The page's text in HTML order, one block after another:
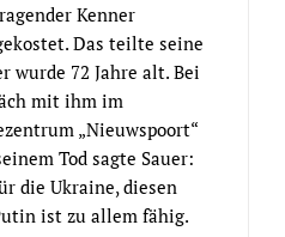
Kenner
Das teilte seine
wurde 72 Jahre alt. Bei
mit ihm im
„Nieuwspoort“
Tod sagte Sauer:
die Ukraine, diesen
ist zu allem fähig.